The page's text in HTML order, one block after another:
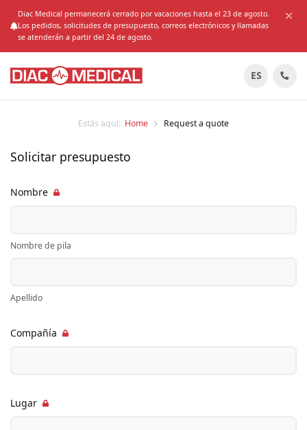
Diac Medical permanecerá cerrado por vacaciones hasta el 23 de agosto.
Los pedidos, solicitudes de presupuesto, correos electrónicos y llamadas
se atenderán a partir del 24 de agosto.
ES
Estás aquí: Home Request a quote
Solicitar presupuesto
Nombre
Nombre de pila
Apellido
Compañía
Lugar